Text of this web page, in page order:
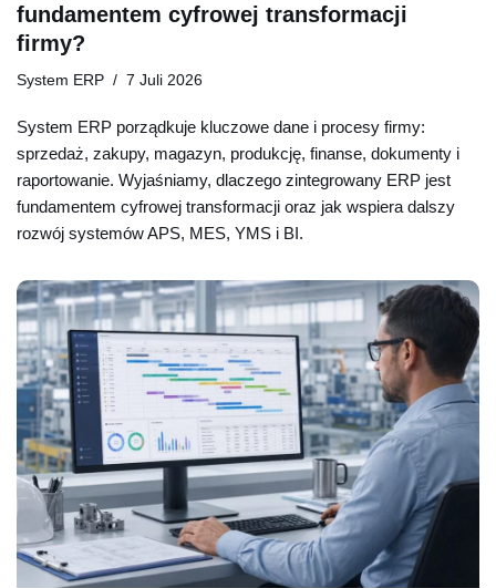
fundamentem cyfrowej transformacji
firmy?
System ERP 7 Juli 2026
System ERP porządkuje kluczowe dane i procesy firmy:
sprzedaż, zakupy, magazyn, produkcję, finanse, dokumenty i
raportowanie. Wyjaśniamy, dlaczego zintegrowany ERP jest
fundamentem cyfrowej transformacji oraz jak wspiera dalszy
rozwój systemów APS, MES, YMS i BI.